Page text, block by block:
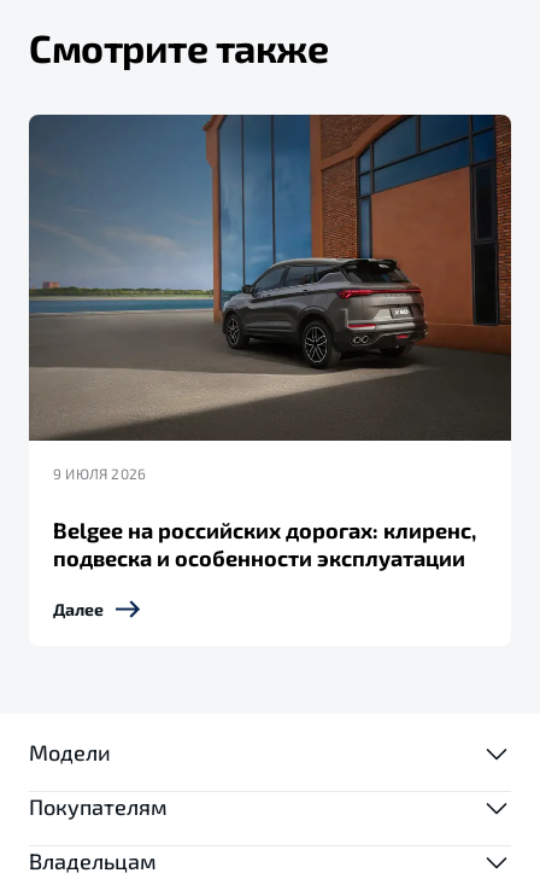
Смотрите также
9 ИЮЛЯ 2026
Belgee на российских дорогах: клиренс,
подвеска и особенности эксплуатации
Далее
Модели
МОДЕЛИ
X50+
Покупателям
ВЫБОР И ПОКУПКА
Владельцам